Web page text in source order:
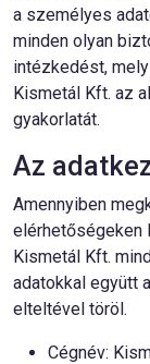
a személyes
minden olyan
intézkedést,
Kismetál Kft. az
gyakorlatát.
Az
Amennyiben
elérhetőségeken
Kismetál Kft.
adatokkal együtt
elteltével töröl.
Cégnév: